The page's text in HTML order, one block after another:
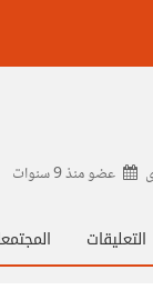
عضو منذ9 سنوات
التعليقات